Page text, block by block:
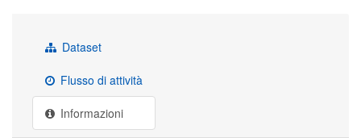
Dataset
Flusso di attività
Informazioni